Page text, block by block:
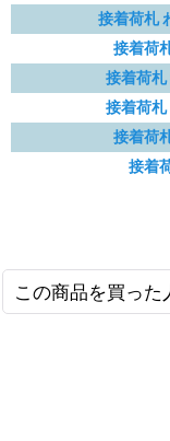
接着荷札
接着荷
接着荷札
接着荷
接着荷
接着
この商品を買っ